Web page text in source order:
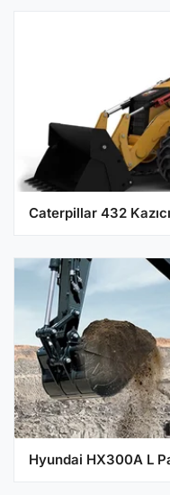
Caterpillar 432
Hyundai HX300A L